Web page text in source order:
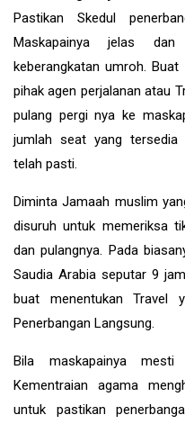
Pastikan Skedul
Maskapainya jelas
keberangkatan umroh.
pihak agen perjalanan atau
pulang pergi nya ke
jumlah seat yang tersedia
telah pasti.
Diminta Jamaah muslim
disuruh untuk memeriksa
dan pulangnya. Pada
Saudia Arabia seputar 9
buat menentukan Travel
Penerbangan Langsung.
Bila maskapainya
Kementraian agama
untuk pastikan